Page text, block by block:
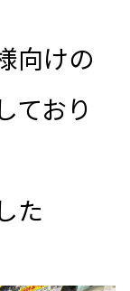
向けの
ており
た